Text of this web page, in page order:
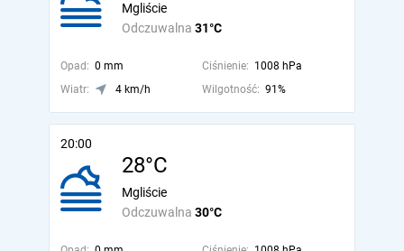
Odczuwalna 31°C
Mgliście
Opad: 0 mm Ciśnienie: 1008 hPa
Wiatr:
4 km/h Wilgotność: 91%
20:00
28°C
Odczuwalna 30°C
Mgliście